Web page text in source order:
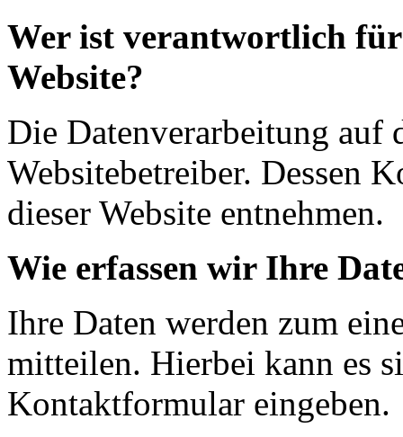
Wer ist verantwortlich für
Website?
Die Datenverarbeitung auf
Websitebetreiber. Dessen
dieser Website entnehmen.
Wie erfassen wir Ihre
Ihre Daten werden zum
mitteilen. Hierbei kann es
Kontaktformular eingeben.